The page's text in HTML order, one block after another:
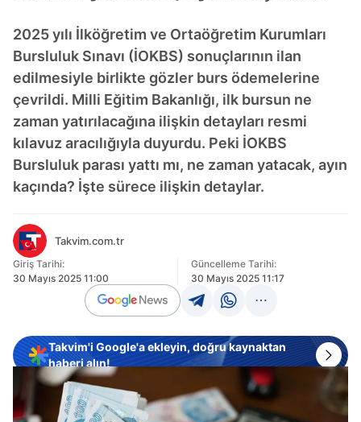
2025 yılı İlköğretim ve Ortaöğretim Kurumları
Bursluluk Sınavı (İOKBS) sonuçlarının ilan
edilmesiyle birlikte gözler burs ödemelerine
çevrildi. Milli Eğitim Bakanlığı, ilk bursun ne
zaman yatırılacağına ilişkin detayları resmi
kılavuz aracılığıyla duyurdu. Peki İOKBS
Bursluluk parası yattı mı, ne zaman yatacak, ayın
kaçında? İşte sürece ilişkin detaylar.
Takvim.com.tr
Giriş Tarihi:
30 Mayıs 2025 11:00
Güncelleme Tarihi:
30 Mayıs 2025 11:17
Takvim'i Google'a ekleyin, doğru kaynaktan
haberi alın!